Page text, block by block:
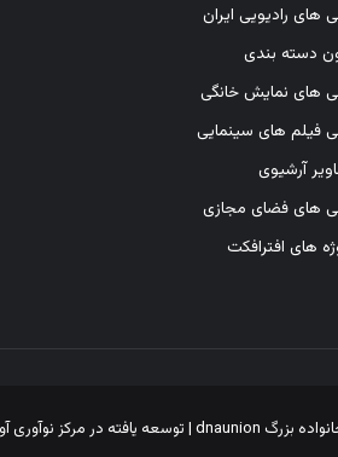
های رادیویی ایران
دسته بندی
های نمایش خانگی
فیلم های سینمایی
آرشیوی
های فضای مجازی
های افترافکت
بزرگ dnaunion | توسعه یافته در مرکز نوآوری